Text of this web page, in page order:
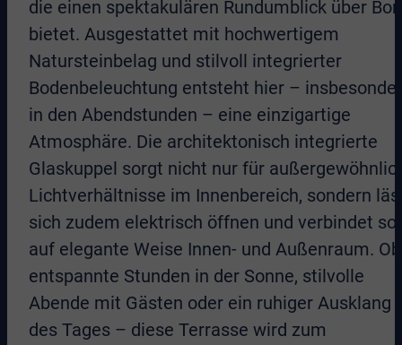
die einen spektakulären Rundumblick über
bietet. Ausgestattet mit hochwertigem
Natursteinbelag und stilvoll integrierter
Bodenbeleuchtung entsteht hier –
in den Abendstunden – eine einzigartige
Atmosphäre. Die architektonisch integrierte
Glaskuppel sorgt nicht nur für
Lichtverhältnisse im Innenbereich, sondern
sich zudem elektrisch öffnen und verbindet so
auf elegante Weise Innen- und Außenraum. Ob
entspannte Stunden in der Sonne, stilvolle
Abende mit Gästen oder ein ruhiger Ausklang
des Tages – diese Terrasse wird zum